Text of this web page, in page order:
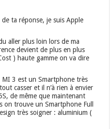
ta réponse, je suis Apple
aller plus loin lors de ma
devient de plus en plus
) haute gamme on va dire
MI 3 est un Smartphone très
casser et il n’à rien à envier
de même que maintenant
trouve un Smartphone Full
très soigner : aluminium (